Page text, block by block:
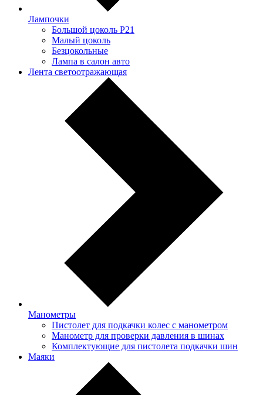
Лампочки
Большой цоколь P21
Малый цоколь
Безцокольные
Лампа в салон авто
Лента светоотражающая
Манометры
Пистолет для подкачки колес с манометром
Манометр для проверки давления в шинах
Комплектующие для пистолета подкачки шин
Маяки